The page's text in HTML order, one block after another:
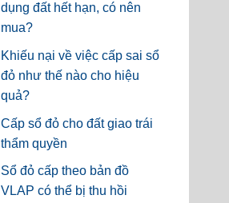
dụng đất hết hạn, có nên
mua?
Khiếu nại về việc cấp sai sổ
đỏ như thế nào cho hiệu
quả?
Cấp sổ đỏ cho đất giao trái
thẩm quyền
Sổ đỏ cấp theo bản đồ
VLAP có thể bị thu hồi